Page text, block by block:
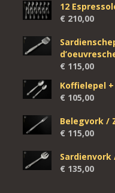
12
€ 210,00
€ 115,00
Koffielepel
€ 105,00
Belegvork /
€ 115,00
€ 135,00